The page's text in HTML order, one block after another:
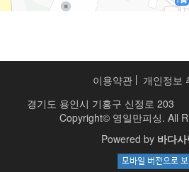
이용약관
개인정보
경기도 용인시 기흥구 신정로 203
Copyright© 영일만피싱. All
Powered by 바다
모바일 버전으로 보